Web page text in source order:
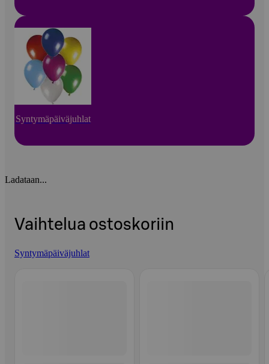
Syntymäpäiväjuhlat
Ladataan...
Vaihtelua ostoskoriin
Syntymäpäiväjuhlat